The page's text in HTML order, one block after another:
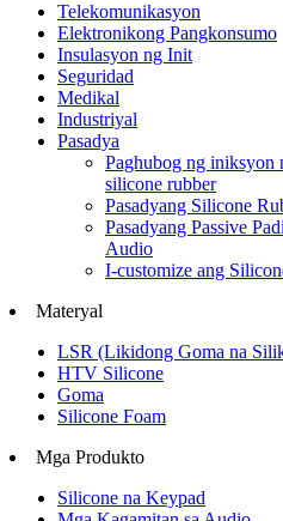
Telekomunikasyon
Elektronikong Pangkonsumo
Insulasyon ng Init
Seguridad
Medikal
Industriyal
Pasadya
Paghubog ng iniksyon
silicone rubber
Pasadyang Silicone
Pasadyang Passive
Audio
I-customize ang
Materyal
LSR (Likidong Goma na
HTV Silicone
Goma
Silicone Foam
Mga Produkto
Silicone na Keypad